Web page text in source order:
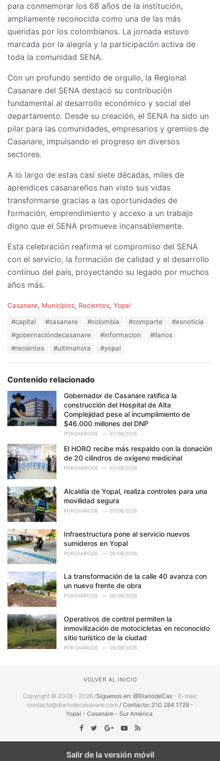
para conmemorar los 68 años de la institución,
ampliamente reconocida como una de las más
queridas por los colombianos. La jornada estuvo
marcada por la alegría y la participación activa de
toda la comunidad SENA.
Con un profundo sentido de orgullo, la Regional
Casanare del SENA destacó su contribución
fundamental al desarrollo económico y social del
departamento. Desde su creación, el SENA ha sido un
pilar para las comunidades, empresarios y gremios de
Casanare, impulsando el progreso en diversos
sectores.
A lo largo de estas casi siete décadas, miles de
aprendices casanareños han visto sus vidas
transformarse gracias a las oportunidades de
formación, emprendimiento y acceso a un trabajo
digno que el SENA promueve incansablemente.
Esta celebración reafirma el compromiso del SENA
con el servicio, la formación de calidad y el desarrollo
continuo del país, proyectando su legado por muchos
años más.
C
e
s
:
Casanare, Municipios, Recientes, Yopal
#capital #casanare #colombia #comparte
#esnoticia
#gobernacióndecasanare
#informacion
#llanos
#recientes
#ultimahora #yopal
Contenido relacionado
Gobernador de Casanare ratifica la
construcción del Hospital de Alta
Complejidad pese al incumplimiento de
$46.000 millones del DNP
POR DIARIODE 07/08/2026
El HORO recibe más respaldo con la donación
de 20 cilindros de oxígeno medicinal
POR DIARIODE 07/08/2026
Alcaldía de Yopal, realiza controles para una
movilidad segura
POR DIARIODE 07/08/2026
Infraestructura pone al servicio nuevos
sumideros en Yopal
POR DIARIODE 05/08/2026
La transformación de la calle 40 avanza con
un nuevo frente de obra
POR DIARIODE 05/08/2026
Operativos de control permiten la
inmovilización de motocicletas en reconocido
sitio turístico de la ciudad
POR DIARIODE 05/08/2026
VOLVER AL INICIO
Copyright © 2008 - 2026 /Síguenos en: @DiariodeCas - E-mail:
contacto@diariodecasanare.com / Contacto: 310 284 1729 -
Yopal - Casanare - Sur América.
Salir de la versión móvil